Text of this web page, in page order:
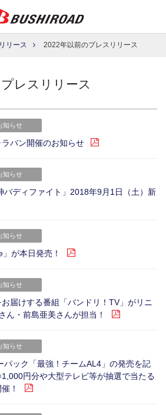
リース 2022年以前のプレスリリース
レスリリース
知らせ
バン開催のお知らせ
知らせ
バディファイト」2018年9月1日（土）新
知らせ
が本日発売！
知らせ
お届けする番組「バンドリ！TV」がリニ
ん・前島亜美さんが担当！
知らせ
パック「最強！チームAL4」の発売を記
円分や大型テレビ等が抽選で当たる
！